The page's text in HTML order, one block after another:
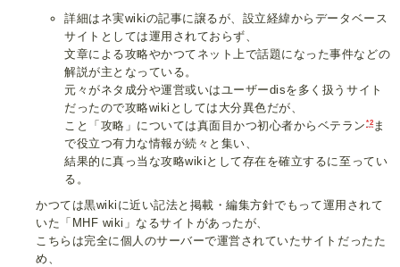
詳細はネ実wikiの記事に譲るが、設立経緯からデータベース
サイトとしては運用されておらず、
文章による攻略やかつてネット上で話題になった事件などの
解説が主となっている。
元々がネタ成分や運営或いはユーザーdisを多く扱うサイト
だったので攻略wikiとしては大分異色だが、
こと「攻略」については真面目かつ初心者からベテラン *2ま
で役立つ有力な情報が続々と集い、
結果的に真っ当な攻略wikiとして存在を確立するに至ってい
る。
かつては黒wikiに近い記法と掲載・編集方針でもって運用されて
いた「MHF wiki」なるサイトがあったが、
こちらは完全に個人のサーバーで運営されていたサイトだったた
め、